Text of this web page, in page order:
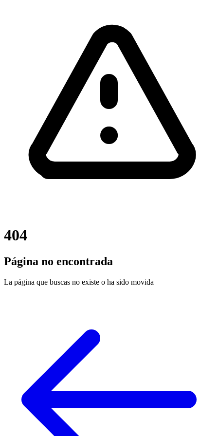
404
Página no encontrada
La página que buscas no existe o ha sido movida